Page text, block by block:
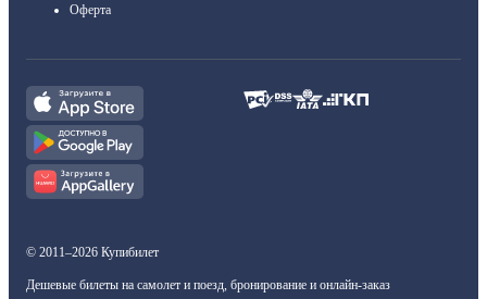
Оферта
© 2011–2026 Купибилет
Дешевые билеты на самолет и поезд, бронирование и онлайн-заказ